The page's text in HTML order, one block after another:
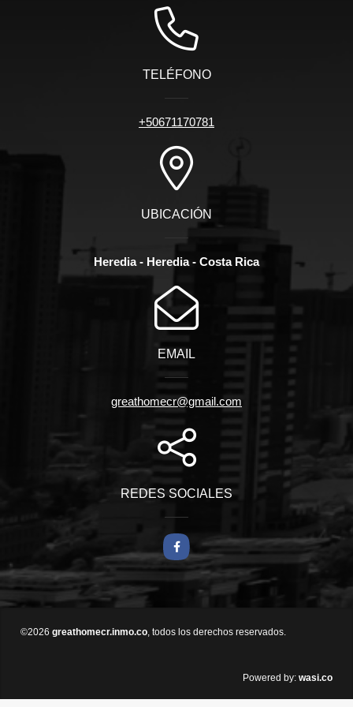
TELÉFONO
+50671170781
UBICACIÓN
Heredia - Heredia - Costa Rica
EMAIL
greathomecr@gmail.com
REDES SOCIALES
Facebook
©2026 greathomecr.inmo.co, todos los derechos reservados.
Powered by: wasi.co